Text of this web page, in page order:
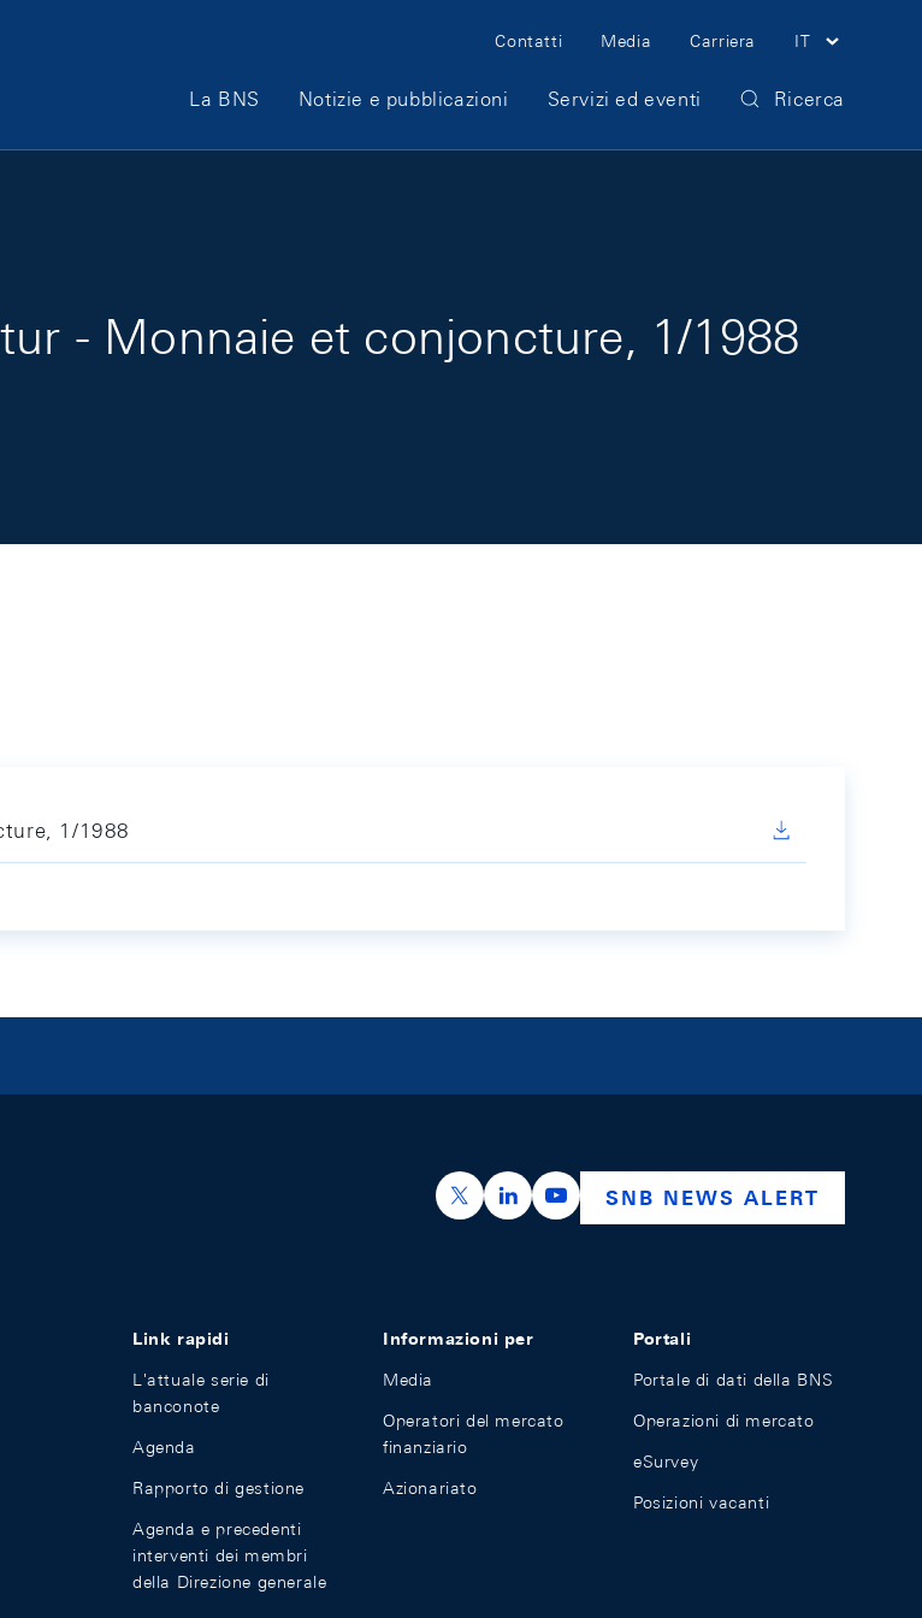
Meta Navigation
Contatti Media Carriera IT
Main Navigation
La BNS Notizie e pubblicazioni Servizi ed eventi Ricerca
- Monnaie et conjoncture, 1/1988
1/1988
https://x.com/snb_bns
https://ch.linkedin.com/company/swiss-
https://www.youtube.com/
SNB NEWS ALERT
Link rapidi
L'attuale serie di
banconote
Agenda
Rapporto di gestione
Agenda e precedenti
interventi dei membri
della Direzione generale
Informazioni per
Media
Operatori del mercato
finanziario
Azionariato
Portali
Portale di dati della BNS
Operazioni di mercato
eSurvey
Posizioni vacanti